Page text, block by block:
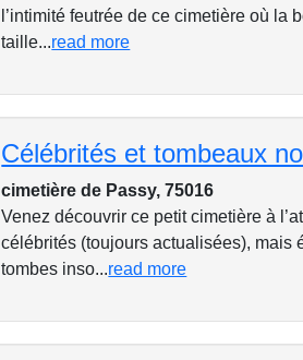
l’intimité feutrée de ce cimetière où la
taille...read more
cimetière de Passy, 75016
Venez découvrir ce petit cimetière à
célébrités (toujours actualisées), mais
tombes inso...read more